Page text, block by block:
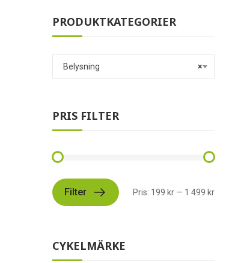
PRODUKTKATEGORIER
×
Belysning
PRIS FILTER
Filter Pris: 199 kr — 1 499 kr
CYKELMÄRKE